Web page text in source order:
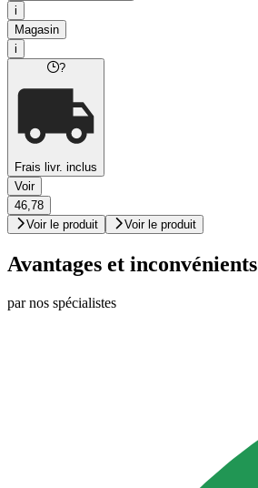
i
Magasin
i
?
Frais livr. inclus
Voir
46,78
Voir le produit
Voir le produit
Avantages et inconvénients
par nos spécialistes